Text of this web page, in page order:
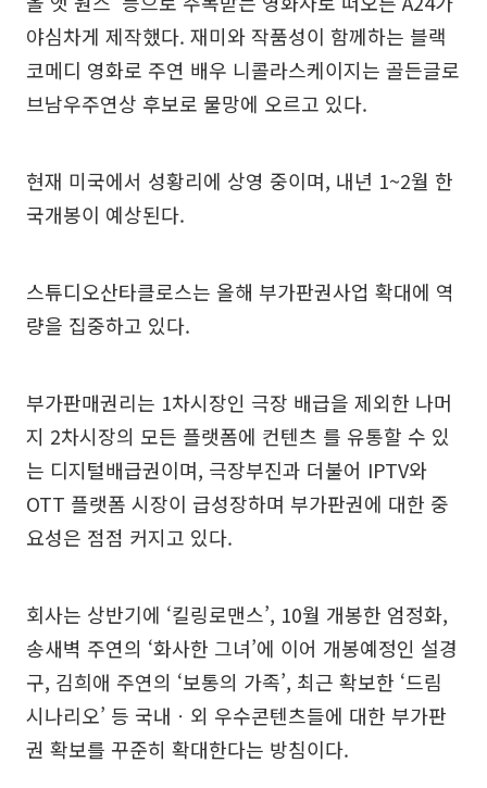
야심차게 제작했다. 재미와 작품성이 함께하는 블랙
코메디 영화로 주연 배우 니콜라스케이지는 골든글로
브남우주연상 후보로 물망에 오르고 있다.
현재 미국에서 성황리에 상영 중이며, 내년 1~2월 한
국개봉이 예상된다.
스튜디오산타클로스는 올해 부가판권사업 확대에 역
량을 집중하고 있다.
부가판매권리는 1차시장인 극장 배급을 제외한 나머
지 2차시장의 모든 플랫폼에 컨텐츠 를 유통할 수 있
는 디지털배급권이며, 극장부진과 더불어 IPTV와
OTT 플랫폼 시장이 급성장하며 부가판권에 대한 중
요성은 점점 커지고 있다.
회사는 상반기에 ‘킬링로맨스’, 10월 개봉한 엄정화,
송새벽 주연의 ‘화사한 그녀’에 이어 개봉예정인 설경
구, 김희애 주연의 ‘보통의 가족’, 최근 확보한 ‘드림
시나리오’ 등 국내ㆍ외 우수콘텐츠들에 대한 부가판
권 확보를 꾸준히 확대한다는 방침이다.